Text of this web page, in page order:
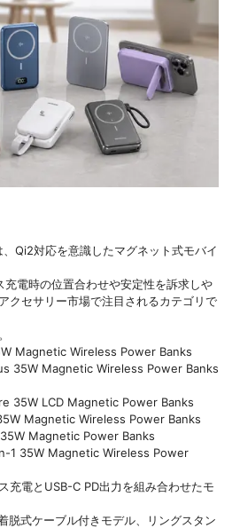
Qi2対応を意識したマグネット式モバイ
電時の位置合わせや安定性を訴求しや
クセサリー市場で注目されるカテゴリで
Magnetic Wireless Power Banks
35W Magnetic Wireless Power Banks
35W LCD Magnetic Power Banks
Magnetic Wireless Power Banks
Magnetic Power Banks
1 35W Magnetic Wireless Power
充電とUSB-C PD出力を組み合わせたモ
脱式ケーブル付きモデル、リングスタン